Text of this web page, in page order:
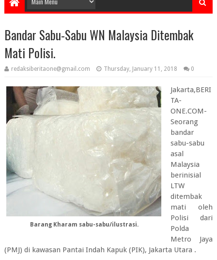
Bandar Sabu-Sabu WN Malaysia Ditembak
Mati Polisi.
redaksiberitaone@gmail.com Thursday, January 11, 2018 0
Barang Kharam sabu-sabu/ilustrasi.
Jakarta,BERI
TA-
ONE.COM-
Seorang
bandar
sabu-sabu
asal
Malaysia
berinisial
LTW
ditembak
mati oleh
Polisi dari
Polda
Metro Jaya
(PMJ) di kawasan Pantai Indah Kapuk (PIK), Jakarta Utara .